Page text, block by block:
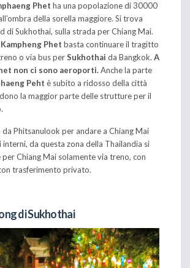
Phet ha una popolazione di 30000
della sorella maggiore. Si trova
di Sukhothai, sulla strada per Chiang Mai.
Phet basta continuare il tragitto
o via bus perSukhothai da Bangkok. A
non ci sono aeroporti.Anche la parte
Peht è subito a ridosso della città
la maggior parte delle strutture per il
Phitsanulook per andare a Chiang Mai
interni, da questa zona della Thailandia si
Chiang Mai solamente via treno, con
trasferimento privato.
di Sukhothai